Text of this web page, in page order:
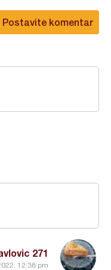
Postavite komentar
271
12:38 pm